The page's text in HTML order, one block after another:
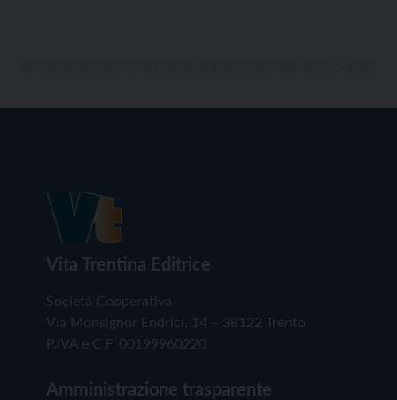
Vita Trentina Editrice
Società Cooperativa
Via Monsignor Endrici, 14 – 38122 Trento
P.IVA e C.F. 00199960220
Amministrazione trasparente